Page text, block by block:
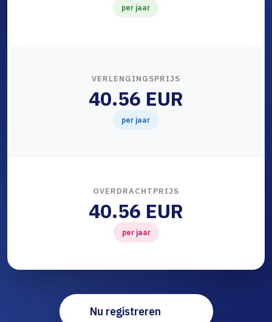
per jaar
VERLENGINGSPRIJS
40.56 EUR
per jaar
OVERDRACHTPRIJS
40.56 EUR
per jaar
Nu registreren